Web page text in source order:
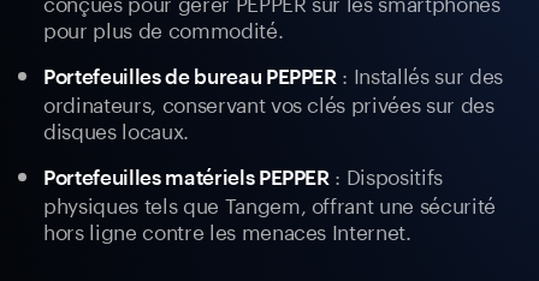
pour plus de commodité.
Portefeuilles de bureau PEPPER : Installés sur des
ordinateurs, conservant vos clés privées sur des
disques locaux.
Portefeuilles matériels PEPPER : Dispositifs
physiques tels que Tangem, offrant une sécurité
hors ligne contre les menaces Internet.